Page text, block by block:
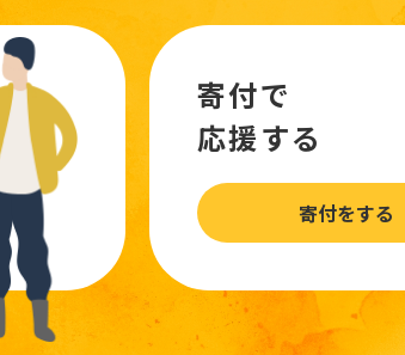
寄付で
応援する
寄付をする